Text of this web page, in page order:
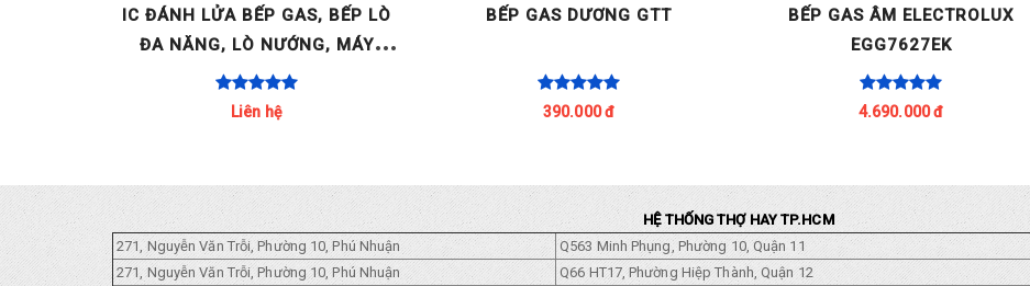
IC ĐÁNH LỬA BẾP GAS, BẾP LÒ
ĐA NĂNG, LÒ NƯỚNG, MÁY
NƯỚC NÓNG GAS.. ITALY AC 220-
240V 2 LÒ / 4 LÒ / [...]
Liên hệ
BẾP GAS DƯƠNG GTT
390.000 đ
BẾP GAS ÂM ELECTROLUX
EGG7627EK
4.690.000 đ
HỆ THỐNG THỢ HAY TP.HCM
271, Nguyễn Văn Trỗi, Phường 10, Phú Nhuận
Q563 Minh Phụng, Phường 10, Quận 11
271, Nguyễn Văn Trỗi, Phường 10, Phú Nhuận
Q66 HT17, Phường Hiệp Thành, Quận 12